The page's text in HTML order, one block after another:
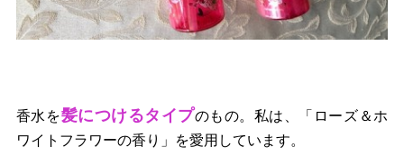
香水を髪につけるタイプのもの。私は、「ローズ＆ホ
ワイトフラワーの香り」を愛用しています。